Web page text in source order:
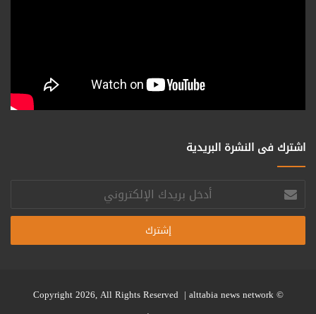
اشترك فى النشرة البريدية
أدخل
بريدك
الإلكتروني
© Copyright 2026, All Rights Reserved |
alttabia news network